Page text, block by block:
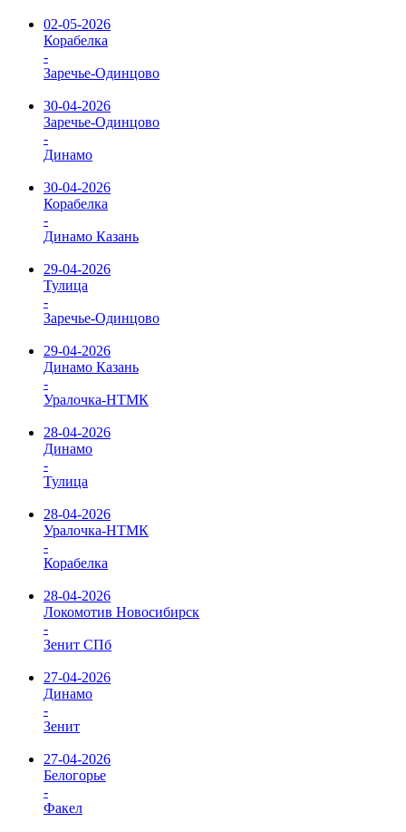
02-05-2026
Корабелка
-
Заречье-Одинцово
30-04-2026
Заречье-Одинцово
-
Динамо
30-04-2026
Корабелка
-
Динамо Казань
29-04-2026
Тулица
-
Заречье-Одинцово
29-04-2026
Динамо Казань
-
Уралочка-НТМК
28-04-2026
Динамо
-
Тулица
28-04-2026
Уралочка-НТМК
-
Корабелка
28-04-2026
Локомотив Новосибирск
-
Зенит СПб
27-04-2026
Динамо
-
Зенит
27-04-2026
Белогорье
-
Факел